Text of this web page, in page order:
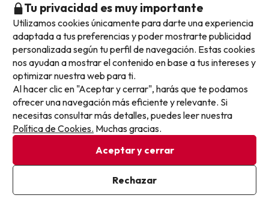
No llegas tarde: llegas al siguiente.
Este chollo ya ha caducado, pero cada día lanzamos
nuevas oportunidades para viajar mejor y pagar
menos.
Apúntate y que el próximo no se te escape.
Pon tu mejor e-mail
Ya estoy suscrito
Al suscribirte, confirmas haber leído y estar de acuerdo con la
¿Quiénes somos?
Tarjeta Regalo
Buscounchollo en los medios
Blog
Web Corporativa
Proveedores
Opiniones de nuestros clientes
Viajes para grupos
Top destinos
Hoteles Andalucía
Hoteles Andorra
Hoteles Cataluña
Hoteles Portugal
Top viajes destacados
Viajes con Niños
Viajes de Ciudad
Viajes de Novios
Viajes con mascotas
Chollos con Todo Incluido
Top fechas destacadas
Verano
Info y ayuda
Contáctanos
Preguntas frecuentes
Descarga GRATIS nuestra app
Más de 3 MILLONES de descargas y una valoración de 4,7/5.
Tu privacidad es muy importante
Utilizamos cookies únicamente para darte una experiencia
adaptada a tus preferencias y poder mostrarte publicidad
personalizada según tu perfil de navegación. Estas cookies
nos ayudan a mostrar el contenido en base a tus intereses y
optimizar nuestra web para ti.
Al hacer clic en "Aceptar y cerrar", harás que te podamos
ofrecer una navegación más eficiente y relevante. Si
necesitas consultar más detalles, puedes leer nuestra
Política de Cookies. Muchas gracias.
Aceptar y cerrar
Rechazar